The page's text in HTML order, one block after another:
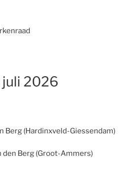
2026
Berg (Hardinxveld-Giessendam)
den Berg (Groot-Ammers)